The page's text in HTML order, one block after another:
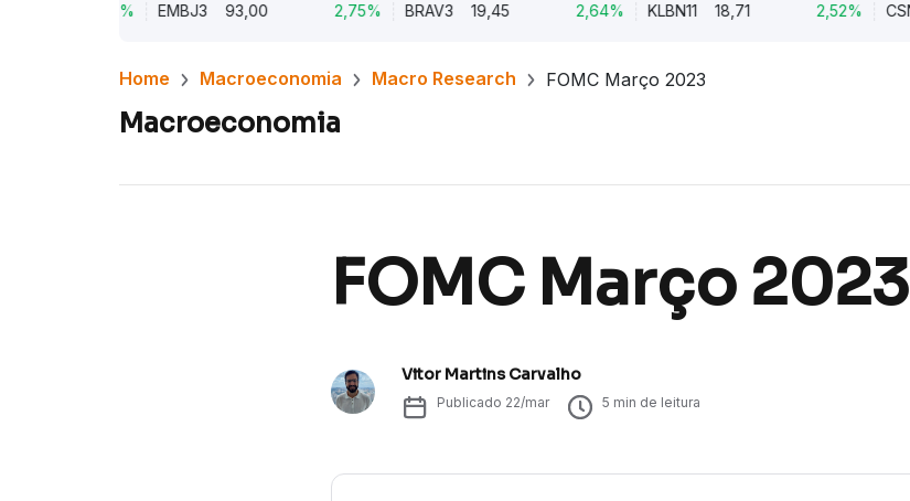
EMBJ3 93,00 2,75% BRAV3 19,45 2,64% KLBN11 18,71 2,52% CSNA3
Home Macroeconomia Macro Research FOMC Março 2023
Macroeconomia
FOMC Março 2023
Vitor Martins Carvalho
Publicado 22/mar 5 min de leitura